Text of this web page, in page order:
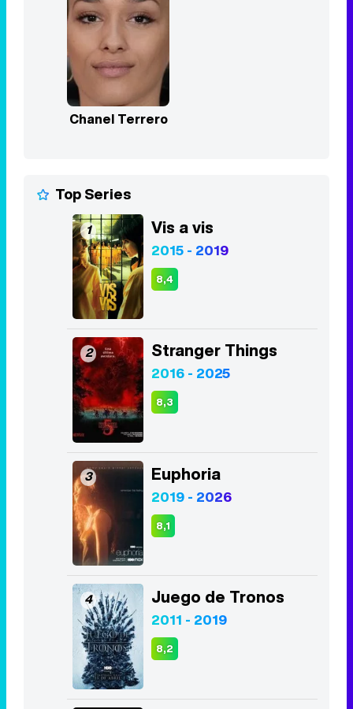
Top Series
1 Vis a vis
2015 - 2019
8,4
8,3
3
2019 - 2026
8,1
2011 - 2019
8,2
5
2017 - 2021
8,5
6
2016 - 2021